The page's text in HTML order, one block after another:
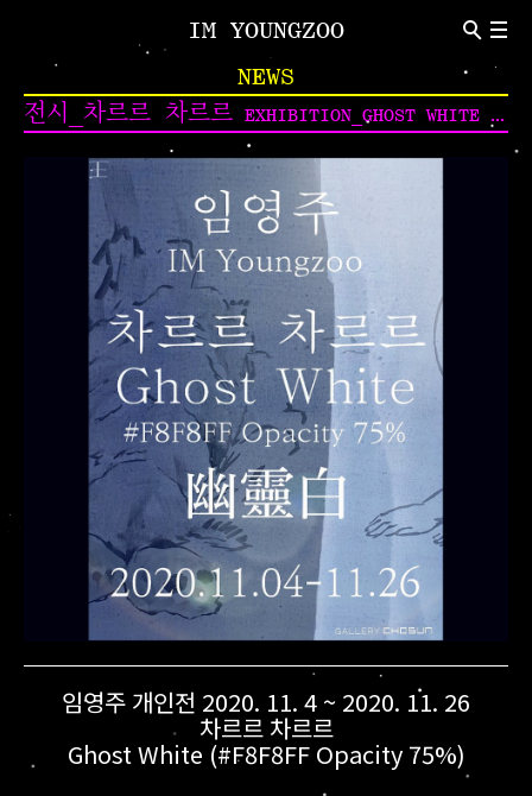
IM YOUNGZOO
ABOUT
Introduction CV
NEWS
Indivisual Project Participation Project
TEXT
Critic Review
NEWS
전시_차르르 차르르 EXHIBITION_GHOST WHITE (#F8F8FF OPACITY 75%)
임영주 개인전 2020. 11. 4 ~ 2020. 11. 26
차르르 차르르
Ghost White (#F8F8FF Opacity 75%)